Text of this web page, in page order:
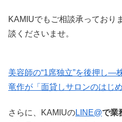
KAMIUでもご相談承っており
談くださいませ。
美容師の“1席独立”を後押し—
竜作が「面貸しサロンのはじ
さらに、KAMIUのLINE@で業